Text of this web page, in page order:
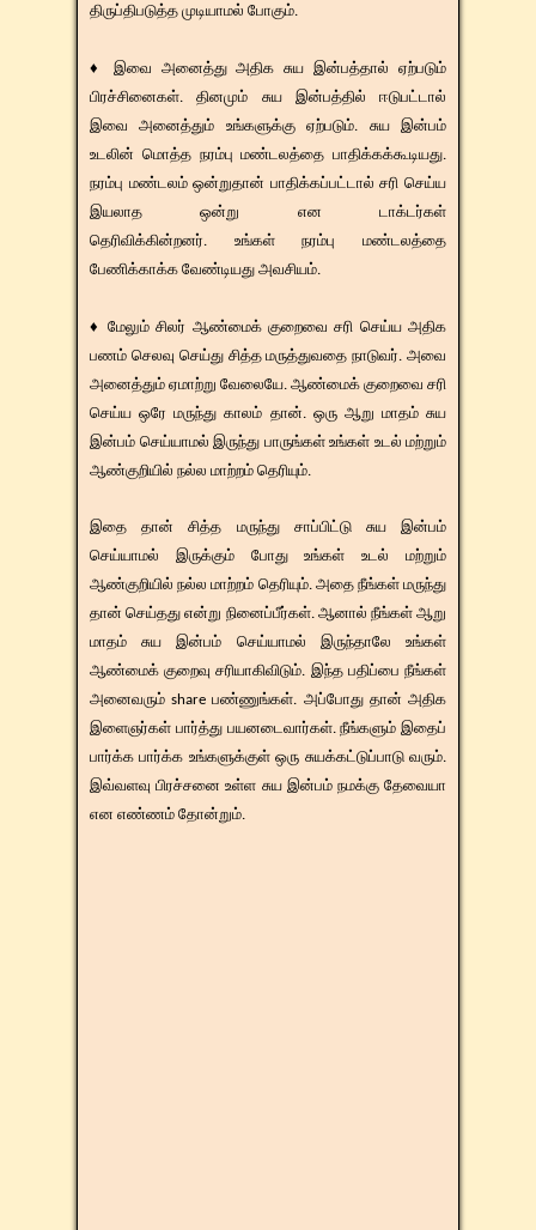
திருப்திபடுத்த முடியாமல் போகும்.
♦ இவை அனைத்து அதிக சுய இன்பத்தால் ஏற்படும்
பிரச்சினைகள். தினமும் சுய இன்பத்தில் ஈடுபட்டால்
இவை அனைத்தும் உங்களுக்கு ஏற்படும். சுய இன்பம்
உடலின் மொத்த நரம்பு மண்டலத்தை பாதிக்கக்கூடியது.
நரம்பு மண்டலம் ஒன்றுதான் பாதிக்கப்பட்டால் சரி செய்ய
இயலாத ஒன்று என டாக்டர்கள்
தெரிவிக்கின்றனர். உங்கள் நரம்பு மண்டலத்தை
பேணிக்காக்க வேண்டியது அவசியம்.
♦ மேலும் சிலர் ஆண்மைக் குறைவை சரி செய்ய அதிக
பணம் செலவு செய்து சித்த மருத்துவதை நாடுவர். அவை
அனைத்தும் ஏமாற்று வேலையே. ஆண்மைக் குறைவை சரி
செய்ய ஒரே மருந்து காலம் தான். ஒரு ஆறு மாதம் சுய
இன்பம் செய்யாமல் இருந்து பாருங்கள் உங்கள் உடல் மற்றும்
ஆண்குறியில் நல்ல மாற்றம் தெரியும்.
​​இதை தான் சித்த மருந்து சாப்பிட்டு சுய இன்பம்
செய்யாமல் இருக்கும் போது உங்கள் உடல் மற்றும்
ஆண்குறியில் நல்ல மாற்றம் தெரியும். அதை நீங்கள் மருந்து
தான் செய்தது என்று நினைப்பீர்கள். ஆனால் நீங்கள் ஆறு
மாதம் சுய இன்பம் செய்யாமல் இருந்தாலே உங்கள்
ஆண்மைக் குறைவு சரியாகிவிடும். இந்த பதிப்பை நீங்கள்
அனைவரும் share பண்ணுங்கள். அப்போது தான் அதிக
இளைஞர்கள் பார்த்து பயனடைவார்கள். நீங்களும் இதைப்
பார்க்க பார்க்க உங்களுக்குள் ஒரு சுயக்கட்டுப்பாடு வரும்.
இவ்வளவு பிரச்சனை உள்ள சுய இன்பம் நமக்கு தேவையா
என எண்ணம் தோன்றும்.